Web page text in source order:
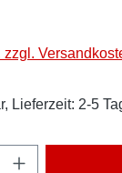
Lieferzeit: 2-5
Gib